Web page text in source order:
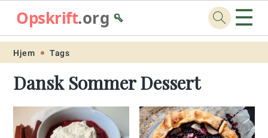
Skip
primary
navigation
Skip
main
content
Skip
primary
sidebar
Skip
footer
Opskrift.org🥄 ☰
Hjem Tags
Dansk Sommer Dessert